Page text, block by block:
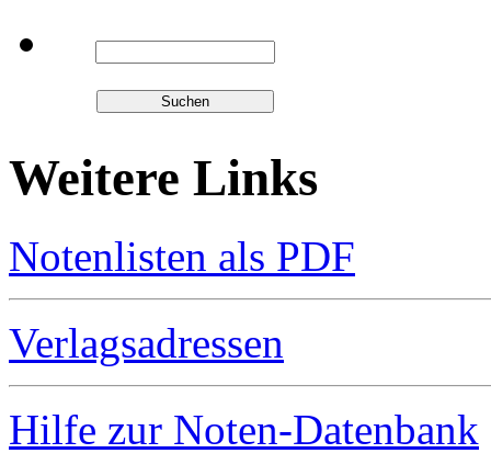
Weitere Links
Notenlisten als PDF
Verlagsadressen
Hilfe zur Noten-Datenbank